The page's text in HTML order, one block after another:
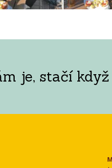
je, stačí